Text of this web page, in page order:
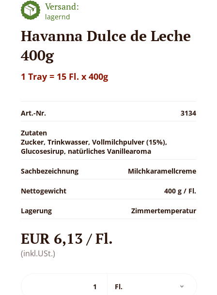
Versand:
lagernd
Havanna Dulce de Leche
400g
1 Tray = 15 Fl. x 400g
Art.-Nr. 3134
Zutaten
Zucker, Trinkwasser, Vollmilchpulver (15%),
Glucosesirup, natürliches Vanillearoma
Sachbezeichnung Milchkaramellcreme
Nettogewicht 400 g / Fl.
Lagerung Zimmertemperatur
EUR 6,13 / Fl.
(inkl.USt.)